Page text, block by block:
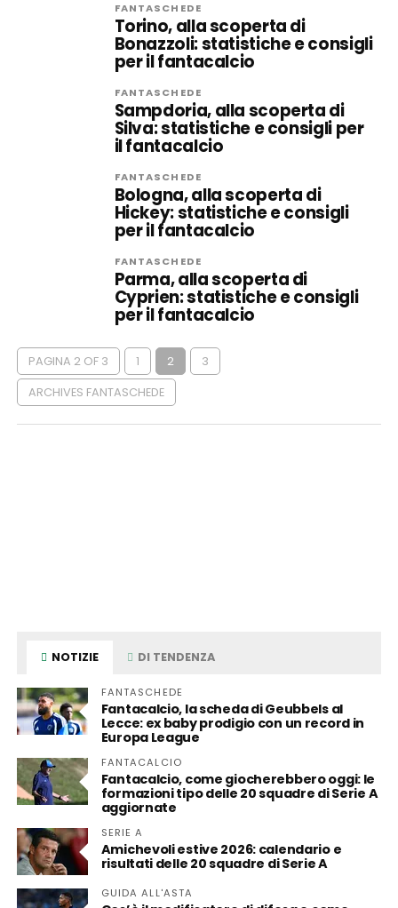
FANTASCHEDE
Torino, alla scoperta di
Bonazzoli: statistiche e consigli
per il fantacalcio
FANTASCHEDE
Sampdoria, alla scoperta di
Silva: statistiche e consigli per
il fantacalcio
FANTASCHEDE
Bologna, alla scoperta di
Hickey: statistiche e consigli
per il fantacalcio
FANTASCHEDE
Parma, alla scoperta di
Cyprien: statistiche e consigli
per il fantacalcio
PAGINA 2 OF 3 1 2 3
ARCHIVES FANTASCHEDE
NOTIZIE DI TENDENZA
FANTASCHEDE
Fantacalcio, la scheda di Geubbels al
Lecce: ex baby prodigio con un record in
Europa League
FANTACALCIO
Fantacalcio, come giocherebbero oggi: le
formazioni tipo delle 20 squadre di Serie A
aggiornate
SERIE A
Amichevoli estive 2026: calendario e
risultati delle 20 squadre di Serie A
GUIDA ALL'ASTA